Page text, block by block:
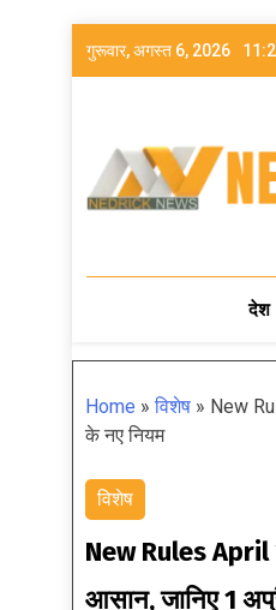
गुरूवार, अगस्त 6, 2026
देश
Home »विशेष » New
के नए नियम
विशेष
New Rules April
आसान, जानिए 1